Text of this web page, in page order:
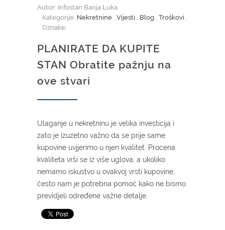
Autor: Infostan Banja Luka
Kategorije: Nekretnine , Vijesti , Blog , Troškovi ,
Oznake:
PLANIRATE DA KUPITE
STAN Obratite pažnju na
ove stvari
Ulaganje u nekretninu je velika investicija i
zato je izuzetno važno da se prije same
kupovine uvjjerimo u njen kvalitet. Procena
kvaliteta vrši se iz više uglova, a ukoliko
nemamo iskustvo u ovakvoj vrsti kupovine,
često nam je potrebna pomoć kako ne bismo
previdjeli određene važne detalje.